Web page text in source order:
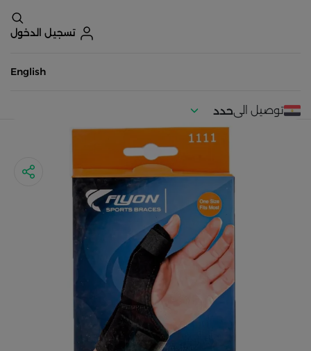
تسجيل الدخول
English
توصيل الىحدد
موقعك